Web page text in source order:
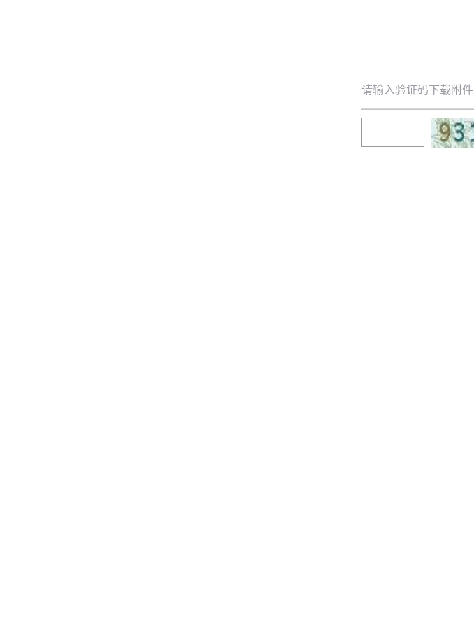
请输入验证码下载附件